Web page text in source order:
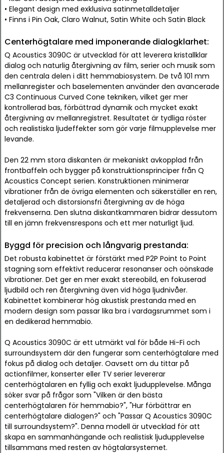
• Elegant design med exklusiva satinmetalldetaljer
• Finns i Pin Oak, Claro Walnut, Satin White och Satin Black
Centerhögtalare med imponerande dialogklarhet:
Q Acoustics 3090C är utvecklad för att leverera kristallklar
dialog och naturlig återgivning av film, serier och musik som
den centrala delen i ditt hemmabiosystem. De två 101 mm
mellanregister och baselementen använder den avancerade
C3 Continuous Curved Cone tekniken, vilket ger mer
kontrollerad bas, förbättrad dynamik och mycket exakt
återgivning av mellanregistret. Resultatet är tydliga röster
och realistiska ljudeffekter som gör varje filmupplevelse mer
levande.
Den 22 mm stora diskanten är mekaniskt avkopplad från
frontbaffeln och bygger på konstruktionsprinciper från Q
Acoustics Concept serien. Konstruktionen minimerar
vibrationer från de övriga elementen och säkerställer en ren,
detaljerad och distorsionsfri återgivning av de höga
frekvenserna. Den slutna diskantkammaren bidrar dessutom
till en jämn frekvensrespons och ett mer naturligt ljud.
Byggd för precision och långvarig prestanda:
Det robusta kabinettet är förstärkt med P2P Point to Point
stagning som effektivt reducerar resonanser och oönskade
vibrationer. Det ger en mer exakt stereobild, en fokuserad
ljudbild och ren återgivning även vid höga ljudnivåer.
Kabinettet kombinerar hög akustisk prestanda med en
modern design som passar lika bra i vardagsrummet som i
en dedikerad hemmabio.
Q Acoustics 3090C är ett utmärkt val för både Hi-Fi och
surroundsystem där den fungerar som centerhögtalare med
fokus på dialog och detaljer. Oavsett om du tittar på
actionfilmer, konserter eller TV serier levererar
centerhögtalaren en fyllig och exakt ljudupplevelse. Många
söker svar på frågor som "Vilken är den bästa
centerhögtalaren för hemmabio?", "Hur förbättrar en
centerhögtalare dialogen?" och "Passar Q Acoustics 3090C
till surroundsystem?". Denna modell är utvecklad för att
skapa en sammanhängande och realistisk ljudupplevelse
tillsammans med resten av högtalarsystemet.